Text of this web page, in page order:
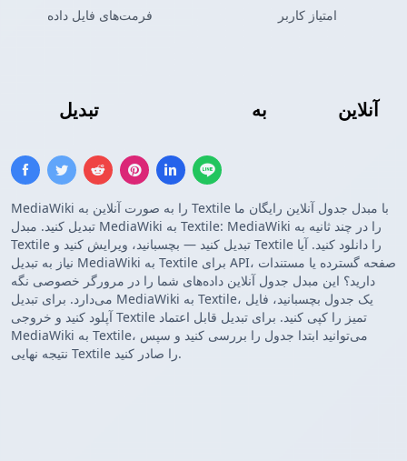
تبدیل به آنلاین
MediaWiki را به صورت آنلاین به Textile با مبدل جدول آنلاین رایگان ما
تبدیل کنید. مبدل MediaWiki به Textile: MediaWiki را در چند ثانیه به
Textile تبدیل کنید — بچسبانید، ویرایش کنید و Textile را دانلود کنید. آیا
نیاز به تبدیل MediaWiki به Textile برای API، صفحه گسترده یا مستندات
دارید؟ این مبدل جدول آنلاین داده‌های شما را در مرورگر خصوصی نگه
می‌دارد. برای تبدیل MediaWiki به Textile، یک جدول بچسبانید، فایل
آپلود کنید و خروجی Textile تمیز را کپی کنید. برای تبدیل قابل اعتماد
MediaWiki به Textile، می‌توانید ابتدا جدول را بررسی کنید و سپس
نتیجه نهایی Textile را صادر کنید.
فرمت‌های فایل داده امتیاز کاربر